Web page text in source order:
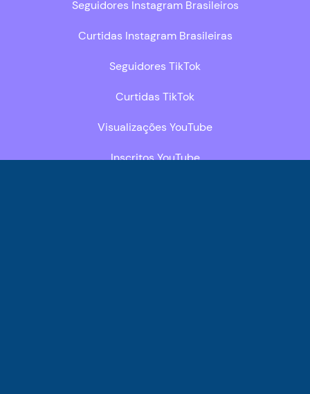
Seguidores Instagram Brasileiros
Curtidas Instagram Brasileiras
Seguidores TikTok
Curtidas TikTok
Visualizações YouTube
Inscritos YouTube